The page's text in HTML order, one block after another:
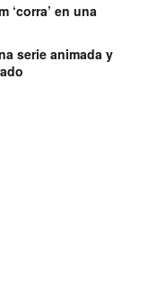
‘corra’ en una
serie animada y